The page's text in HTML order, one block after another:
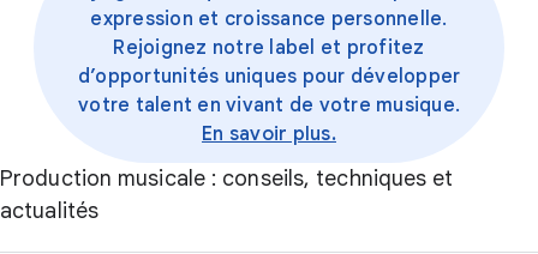
expression et croissance personnelle.
Rejoignez notre label et profitez
d’opportunités uniques pour développer
votre talent en vivant de votre musique.
En savoir plus.
Production musicale : conseils, techniques et
actualités